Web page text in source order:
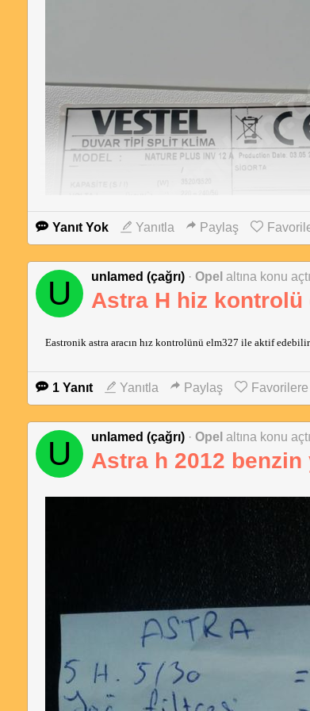
Yanıt Yok Yanıtla Paylaş
U unlamed (çağrı) · Opel altına konu
Astra H hiz
Eastronik astra aracın hız kontrolünü elm327 ile aktif
1 Yanıt Yanıtla Paylaş
U unlamed (çağrı) · Opel altına konu
Astra h 2012